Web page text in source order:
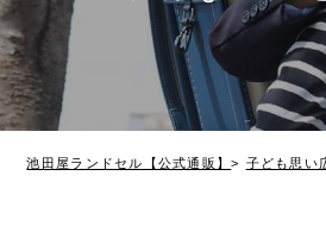
池田屋ランドセル【公式通販】 子ども思い